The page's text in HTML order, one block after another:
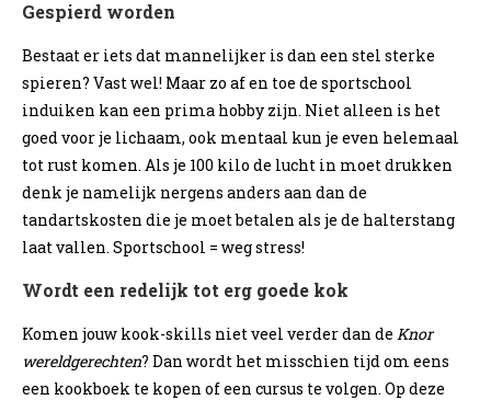
Gespierd worden
Bestaat er iets dat mannelijker is dan een stel sterke
spieren? Vast wel! Maar zo af en toe de sportschool
induiken kan een prima hobby zijn. Niet alleen is het
goed voor je lichaam, ook mentaal kun je even helemaal
tot rust komen. Als je 100 kilo de lucht in moet drukken
denk je namelijk nergens anders aan dan de
tandartskosten die je moet betalen als je de halterstang
laat vallen. Sportschool = weg stress!
Wordt een redelijk tot erg goede kok
Komen jouw kook-skills niet veel verder dan de Knor
wereldgerechten? Dan wordt het misschien tijd om eens
een kookboek te kopen of een cursus te volgen. Op deze